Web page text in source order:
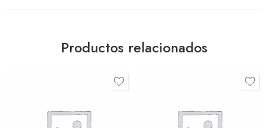
Productos relacionados